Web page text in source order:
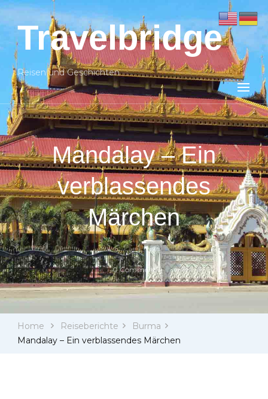
Travelbridge
Reisen und Geschichten
Mandalay – Ein
verblassendes
Märchen
0 Commenton
Mandalay
verblassendes
Märchen
Home Reiseberichte
Burma
Mandalay – Ein verblassendes Märchen